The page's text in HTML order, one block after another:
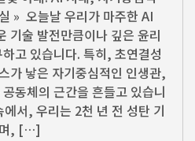
» 오늘날 우리가 마주한 AI
기술 발전만큼이나 깊은 윤리
고 있습니다. 특히, 초연결성
가 낳은 자기중심적인 인생관,
동체의 근간을 흔들고 있습니
서, 우리는 2천 년 전 성탄 기
며, […]